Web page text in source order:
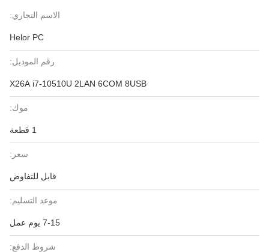
الاسم التجاري:
Helor PC
رقم الموديل:
X26A i7-10510U 2LAN 6COM 8USB
موك:
سعر:
قابل للتفاوض
موعد التسليم:
7-15 يوم عمل
شروط الدفع: